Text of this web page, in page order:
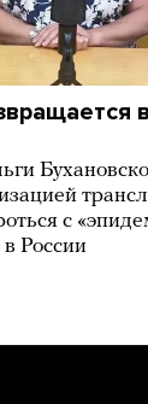
с
в России